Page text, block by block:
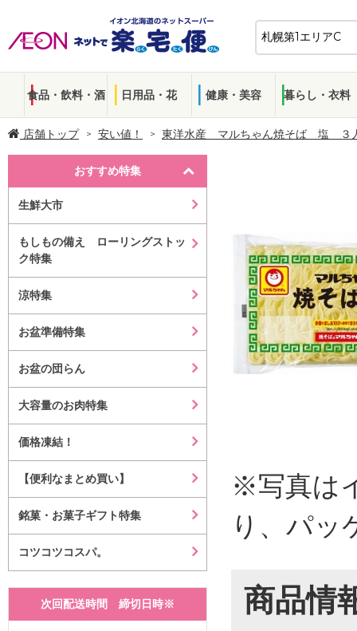
食品・飲料・酒 日用品・花 健康・美容 暮らし・衣料
店舗トップ 安い値！ 東洋水産 マルちゃん焼そば 塩 ３
おすすめ特集
生鮮大市
もしもの備え ローリングストッ
ク特集
涼特集
お盆準備特集
お盆の団らん
大容量のお肉特集
価格凍結！
【便利なまとめ買い】
銘菓・お菓子ギフト特集
コツコツコスパ。
次回配送時間 締切日時※
※写真は
り、パッ
商品情